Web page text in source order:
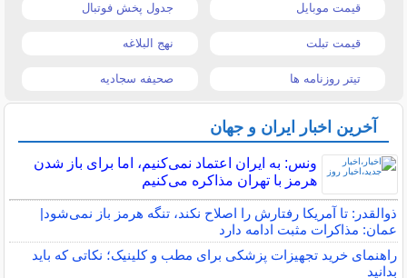
قیمت موبایل جدول پخش فوتبال
قیمت تبلت نهج البلاغه
تیتر روزنامه ها صحیفه سجادیه
آخرین اخبار ایران و جهان
ونس: به ایران اعتماد نمی‌کنیم، اما برای باز شدن
هرمز با تهران مذاکره می‌کنیم
ذوالقدر: تا آمریکا رفتارش را اصلاح نکند، تنگه هرمز باز نمی‌شود|
عمان: مذاکرات مثبت ادامه دارد
راهنمای خرید تجهیزات پزشکی برای مطب و کلینیک؛ نکاتی که باید
بدانید